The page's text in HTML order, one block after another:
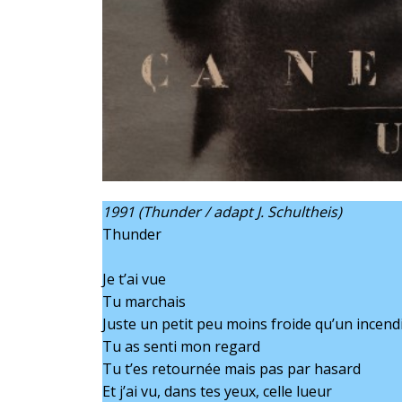
1991 (Thunder / adapt J. Schultheis)
Thunder
Je t’ai vue
Tu marchais
Juste un petit peu moins froide qu’un
Tu as senti mon regard
Tu t’es retournée mais pas par hasard
Et j’ai vu, dans tes yeux, celle lueur